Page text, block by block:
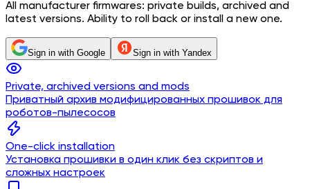
All manufacturer firmwares: private builds, archived and
latest versions. Ability to roll back or install a new one.
Sign in with Google Sign in with Yandex
Private, archived versions and mods
Приватный архив модифицированных прошивок для
роботов-пылесосов
One-click installation
Установка прошивки в один клик без скриптов и
сложных настроек